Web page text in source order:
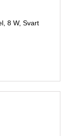
8 W, Svart